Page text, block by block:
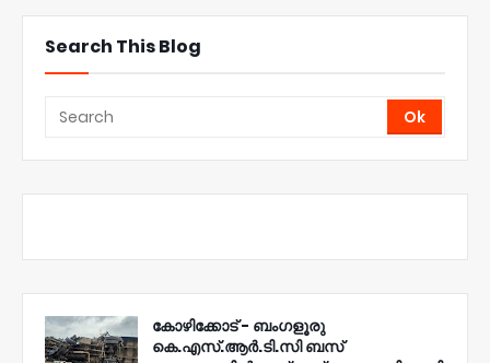
Search This Blog
കോഴിക്കോട് - ബംഗളൂരു
കെ.എസ്.ആർ.ടി.സി ബസ്